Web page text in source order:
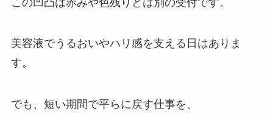
美容液でうるおいやハリ感を支える日はありま
す。
でも、短い期間で平らに戻す仕事を、